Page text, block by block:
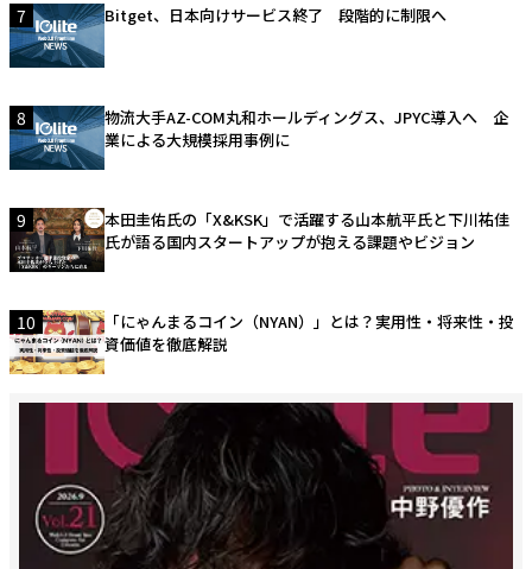
7 Bitget、日本向けサービス終了 段階的に制限へ
8
物流大手AZ-COM丸和ホールディングス、JPYC導入へ 企
業による大規模採用事例に
9
本田圭佑氏の「X&KSK」で活躍する山本航平氏と下川祐佳
氏が語る国内スタートアップが抱える課題やビジョン
10
「にゃんまるコイン（NYAN）」とは？実用性・将来性・投
資価値を徹底解説